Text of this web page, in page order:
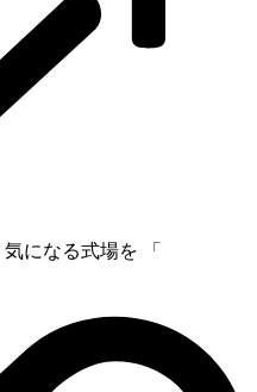
気になる式場を 「